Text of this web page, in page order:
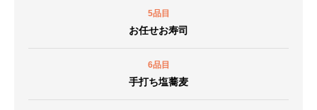
5品目
お任せお寿司
6品目
手打ち塩蕎麦